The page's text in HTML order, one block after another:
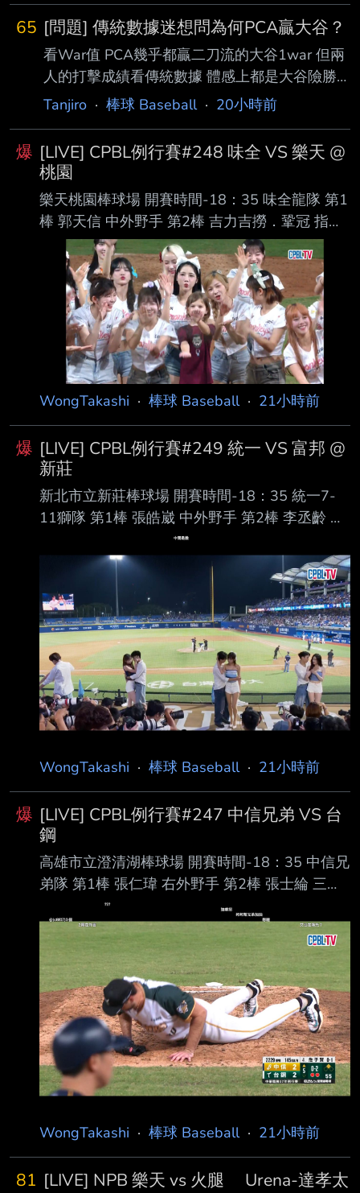
［180.6km , 12度］ 今天一日一善林安可，前
三打席對左投兩次三振一個四壞球保送，第四打
席面對右投擊出近 期最強勁的一球，初速約
112mph形成二壘安打，賽後OPS站回0.7。 ---
- Sent from BePTT on my Samsung SM-S9360
--
65 [問題] 傳統數據迷想問為何PCA贏大谷？
看War值 PCA幾乎都贏二刀流的大谷1war 但兩
人的打擊成績看傳統數據 體感上都是大谷險勝
大谷又有ACE等級的投球成績 為何進階數據好
Tanjiro · 棒球 Baseball· 20小時前
爆 [LIVE] CPBL例行賽#248 味全 VS 樂天 @
桃園
樂天桃園棒球場 開賽時間-18：35 味全龍隊 第1
棒 郭天信 中外野手 第2棒 吉力吉撈．鞏冠 指定
打擊 第3棒 朱育賢 一壘手 第4棒 劉基鴻 三壘手
第5棒 李凱威 二壘手 第6棒 張政禹 游擊手 第7棒
張祐嘉 右外野手 第8棒 蔣少宏 捕手 第9棒 陳子
豪 左外野手 先發投手 鋼龍 樂天桃猿隊 第1棒 陳
晨威 右外野手 第2棒 林政華 中外野手 第3棒
威 克 指定打擊 第4棒 林智平 一壘手 第5棒 張
趙紘 左外野手 第6棒 林子偉 二壘手 第7棒 梁家
榮 三壘手 第8棒 嚴宏鈞 捕手 第9棒
WongTakashi · 棒球 Baseball· 21小時前
爆 [LIVE] CPBL例行賽#249 統一 VS 富邦 @
新莊
新北市立新莊棒球場 開賽時間-18：35 統一7-
11獅隊 第1棒 張皓崴 中外野手 第2棒 李丞齡 右
外野手 第3棒 陳傑憲 左外野手 第4棒 陳鏞基 指
定打擊 第5棒 林子豪 一壘手 第6棒 潘傑楷 三壘
手 第7棒 陳聖平 游擊手 第8棒 張 翔 捕手 第9
棒 林泓弦 二壘手 先發投手 布雷克 富邦悍將隊
第1棒 孔念恩 中外野手 第2棒 林澤彬 二壘手 第3
棒 張育成 指定打擊 第4棒 范國宸 一壘手 第5棒
王苡丞 右外野手 第6棒 董子恩 三壘手 第7棒 戴
培峰 捕手 第8棒 高 捷 左外野手
WongTakashi · 棒球 Baseball· 21小時前
爆 [LIVE] CPBL例行賽#247 中信兄弟 VS 台
鋼
高雄市立澄清湖棒球場 開賽時間-18：35 中信兄
弟隊 第1棒 張仁瑋 右外野手 第2棒 張士綸 三壘
手 第3棒 陳俊秀 一壘手 第4棒 詹子賢 左外野手
第5棒 王威晨 指定打擊 第6棒 江坤宇 游擊手 第7
棒 岳東華 二壘手 第8棒 高宇杰 捕手 第9棒 宋晟
睿 中外野手 先發投手 勝騎士 台鋼雄鷹隊 第1棒
王博玄 右外野手 第2棒 曾子祐 游擊手 第3棒 吳
念庭 三壘手 第4棒 魔 鷹 指定打擊 第5棒 陳文
杰 中外野手 第6棒 王柏融 左外野手 第7棒 宋柏
翰 一壘手 第8棒 黃劼希 二壘手 第
WongTakashi · 棒球 Baseball· 21小時前
81 [LIVE] NPB 樂天 vs 火腿 Urena-達孝太